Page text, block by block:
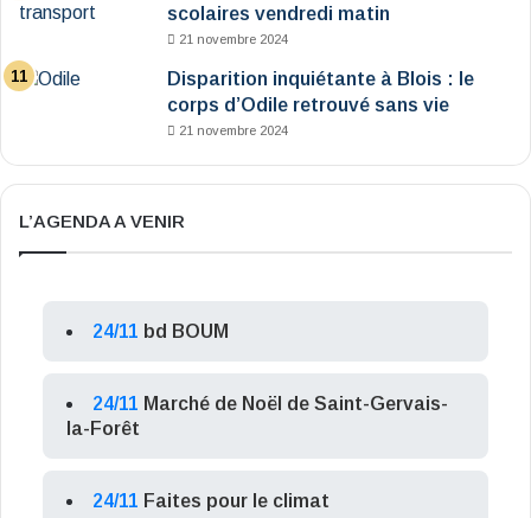
scolaires vendredi matin
21 novembre 2024
Disparition inquiétante à Blois : le
corps d’Odile retrouvé sans vie
21 novembre 2024
L’AGENDA A VENIR
24/11 bd BOUM
24/11 Marché de Noël de Saint-Gervais-
la-Forêt
24/11 Faites pour le climat